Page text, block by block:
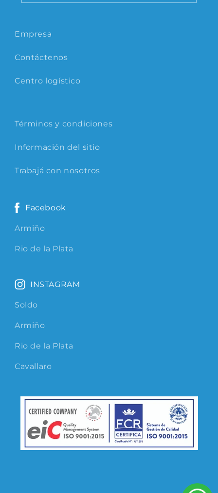
Empresa
Contáctenos
Centro logístico
Términos y condiciones
Información del sitio
Trabajá con nosotros
Facebook
Armiño
Rio de la Plata
INSTAGRAM
Soldo
Armiño
Rio de la Plata
Cavallaro